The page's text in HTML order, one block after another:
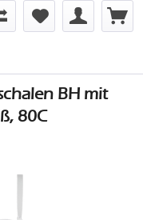
BH mit
80C